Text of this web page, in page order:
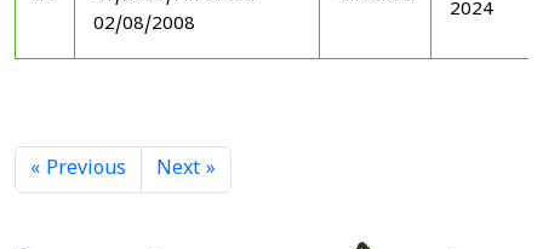
02/08/2008
2024
« Previous Next »